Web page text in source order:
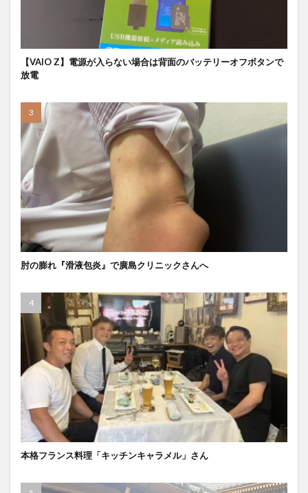
【VAIO Z】電源が入らない場合は背面のバッテリーオフボタンで
放電
肘の膨れ『滑液包炎』で廣島クリニックさんへ
本格フランス料理「キッチンキャラメル」さん